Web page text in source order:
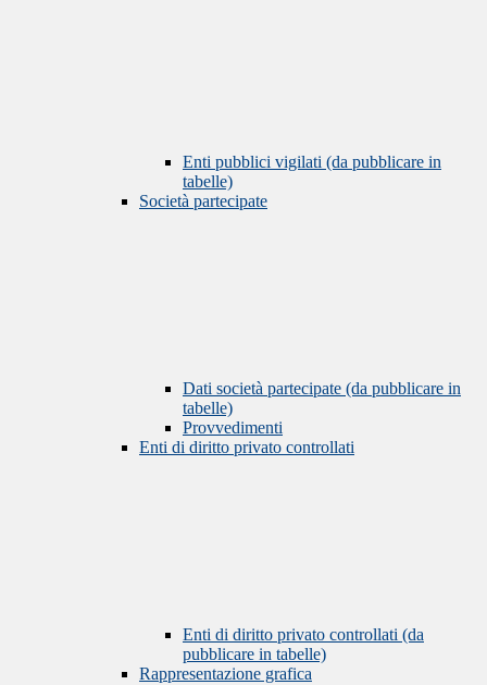
Enti pubblici vigilati (da pubblicare in
tabelle)
Società partecipate
Dati società partecipate (da pubblicare in
tabelle)
Provvedimenti
Enti di diritto privato controllati
Enti di diritto privato controllati (da
pubblicare in tabelle)
Rappresentazione grafica